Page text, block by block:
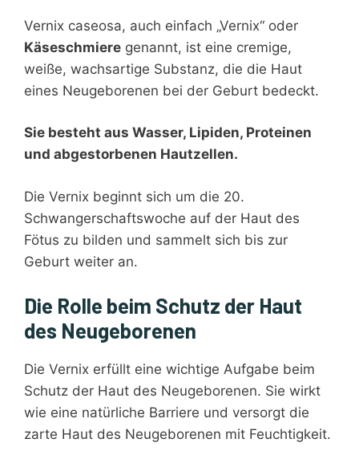
Vernix caseosa, auch einfach „Vernix“ oder
Käseschmiere genannt, ist eine cremige,
weiße, wachsartige Substanz, die die Haut
eines Neugeborenen bei der Geburt bedeckt.
Sie besteht aus Wasser, Lipiden, Proteinen
und abgestorbenen Hautzellen.
Die Vernix beginnt sich um die 20.
Schwangerschaftswoche auf der Haut des
Fötus zu bilden und sammelt sich bis zur
Geburt weiter an.
Die Rolle beim Schutz der Haut
des Neugeborenen
Die Vernix erfüllt eine wichtige Aufgabe beim
Schutz der Haut des Neugeborenen. Sie wirkt
wie eine natürliche Barriere und versorgt die
zarte Haut des Neugeborenen mit Feuchtigkeit.